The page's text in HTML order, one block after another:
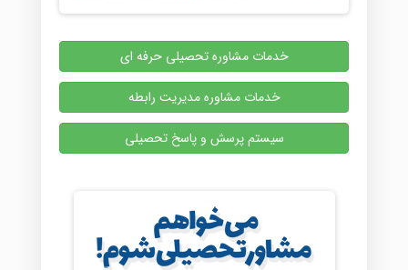
خدمات مشاوره تحصیلی حرفه ای
خدمات مشاوره مدیریت رابطه
سیستم پرسش و پاسخ تحصیلی